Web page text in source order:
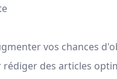
vos chances
des articles